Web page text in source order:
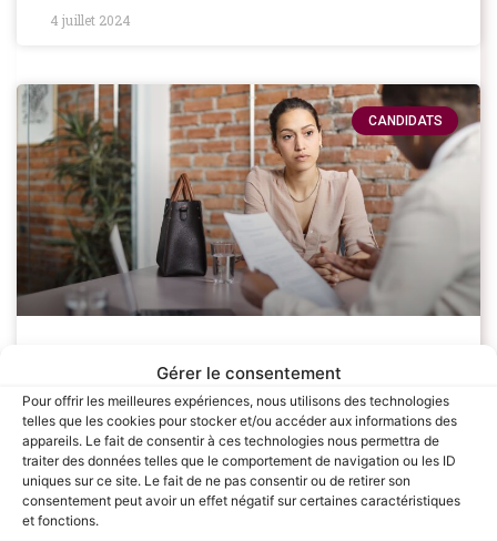
Gérer le consentement
Pour offrir les meilleures expériences, nous utilisons des technologies
telles que les cookies pour stocker et/ou accéder aux informations des
appareils. Le fait de consentir à ces technologies nous permettra de
traiter des données telles que le comportement de navigation ou les ID
uniques sur ce site. Le fait de ne pas consentir ou de retirer son
consentement peut avoir un effet négatif sur certaines caractéristiques
et fonctions.
4 juillet 2024
CANDIDATS
Les étapes clés pour réussir sa
négociation salariale : Guide complet
pour les candidats
La négociation salariale est une étape cruciale dans le
processus de recrutement, souvent redoutée par de
nombreux candidats. Savoir défendre sa valeur et